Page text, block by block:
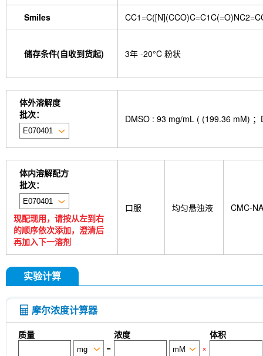
Smiles
储存条件(自收到货起) 3年 -20°C 粉状
体外溶解度
批次：
DMSO : 93 mg/mL ( (199.36 mM)
体内溶解配方
批次：
现配现用，请按从左到右
的顺序依次添加，澄清后
再加入下一溶剂
口服 均匀悬浊液 CMC-NA
实验计算
摩尔浓度计算器
质量 浓度
体积
=
×